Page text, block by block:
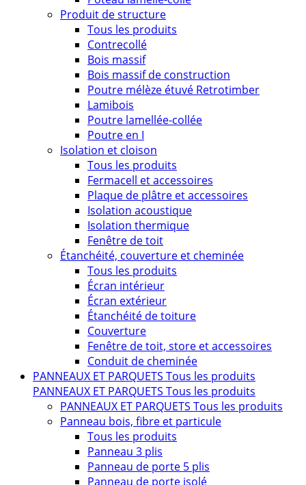
Produit de structure
Tous les produits
Contrecollé
Bois massif
Bois massif de construction
Poutre mélèze étuvé Retrotimber
Lamibois
Poutre lamellée-collée
Poutre en I
Isolation et cloison
Tous les produits
Fermacell et accessoires
Plaque de plâtre et accessoires
Isolation acoustique
Isolation thermique
Fenêtre de toit
Étanchéité, couverture et cheminée
Tous les produits
Écran intérieur
Écran extérieur
Étanchéité de toiture
Couverture
Fenêtre de toit, store et accessoires
Conduit de cheminée
PANNEAUX ET PARQUETS Tous les produits
PANNEAUX ET PARQUETS Tous les produits
PANNEAUX ET PARQUETS Tous les produits
Panneau bois, fibre et particule
Tous les produits
Panneau 3 plis
Panneau de porte 5 plis
Panneau de porte isolé